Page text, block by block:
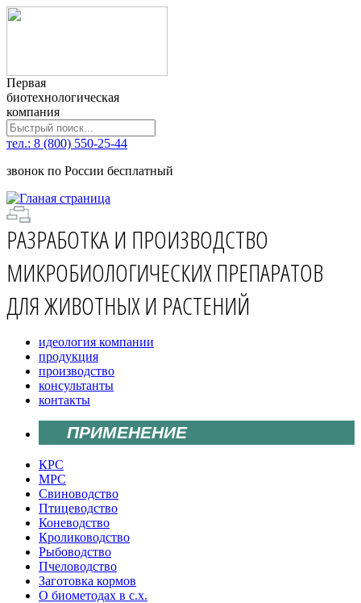
Первая
биотехнологическая
компания
тел.: 8 (800) 550-25-44
звонок по России бесплатный
РАЗРАБОТКА И ПРОИЗВОДСТВО
МИКРОБИОЛОГИЧЕСКИХ ПРЕПАРАТОВ
ДЛЯ ЖИВОТНЫХ И РАСТЕНИЙ
идеология компании
продукция
производство
консультанты
контакты
ПРИМЕНЕНИЕ
КРС
МРС
Свиноводство
Птицеводство
Коневодство
Кролиководство
Рыбоводство
Пчеловодство
Заготовка кормов
О биометодах в с.х.